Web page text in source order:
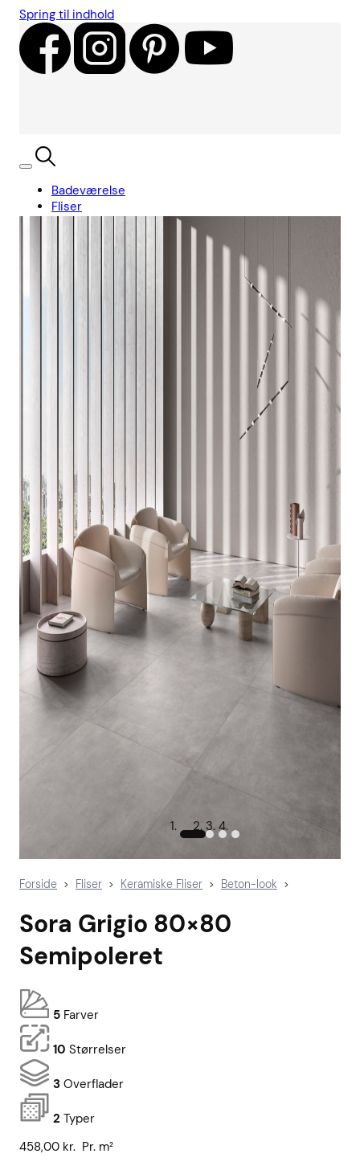
Spring til indhold
Badeværelse
Fliser
Kundecases
Forside > Fliser > Keramiske Fliser > Beton-look >
Sora Grigio 80×80
Semipoleret
5 Farver
10 Størrelser
3 Overflader
2 Typer
458,00 kr. Pr. m²